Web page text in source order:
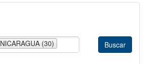
NICARAGUA (30)